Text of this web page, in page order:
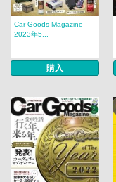
Car Goods Magazine
2023年5...
購入